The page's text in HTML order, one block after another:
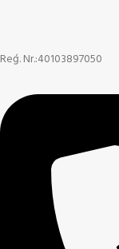
Reģ. Nr.:40103897050